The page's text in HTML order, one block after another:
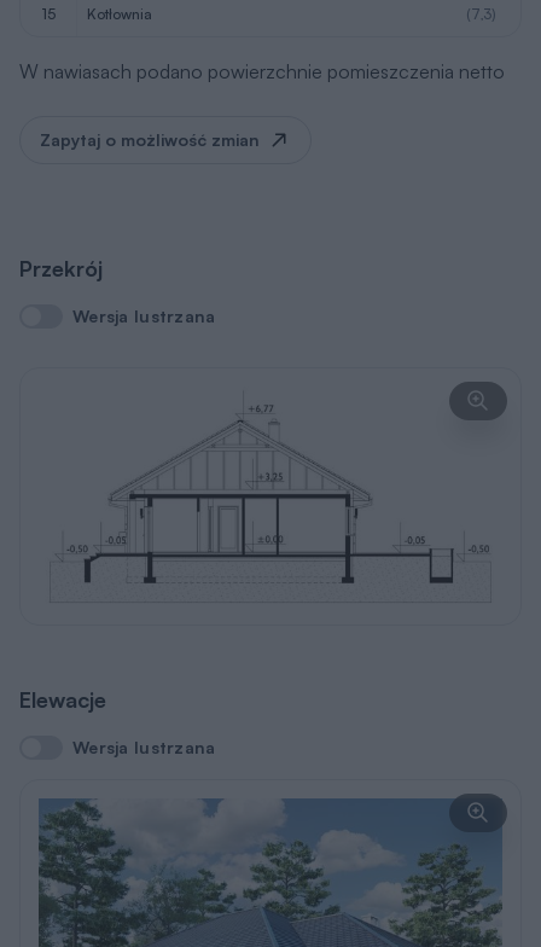
15 kotłownia (7,3)
W nawiasach podano powierzchnie pomieszczenia netto
Zapytaj o możliwość zmian
Przekrój
Wersja lustrzana
Wersja lustrzana
Elewacje
Wersja lustrzana
Wersja lustrzana